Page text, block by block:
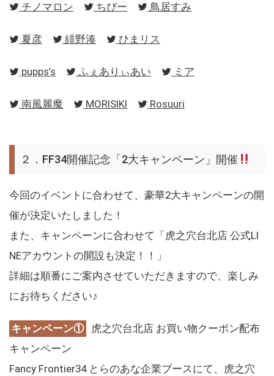
チノマロン ちぴー 鳥居すみ
夏彦 緋野湊 ひまリス
pupps’s ふぇありぃあい ミア
南風麗魔 MORISIKI Rosuuri
２．FF34開催記念「2大キャンペーン」開催
今回のイベントに合わせて、豪華2大キャンペーンの開
催が決定いたしました！
また、キャンペーンに合わせて「虎之穴台北店 公式LI
NEアカウントの開設も決定！！」
詳細は順番にご案内させていただきますので、楽しみ
にお待ちください♪
キャンペーン①
虎之穴台北店 お買い物クーポン配布
キャンペーン
Fancy Frontier34 とらのあな企業ブースにて、虎之穴